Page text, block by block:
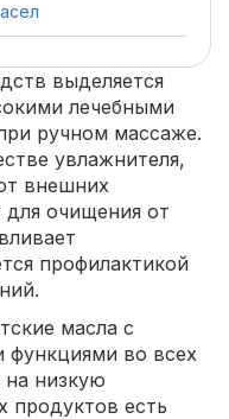
выделяется
лечебными
ручном массаже.
увлажнителя,
внешних
очищения от
профилактикой
масла с
функциями во всех
низкую
продуктов есть